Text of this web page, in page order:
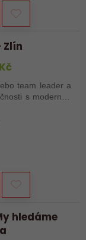
team leader a
s moderním
hledáme